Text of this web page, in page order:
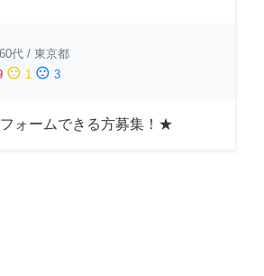
60代 / 東京都
sentiment_neutral 1 sentiment_dissatisfied 3
ォームできる方募集！★